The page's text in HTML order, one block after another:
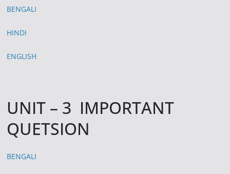
BENGALI
HINDI
ENGLISH
UNIT – 3 IMPORTANT
QUETSION
BENGALI